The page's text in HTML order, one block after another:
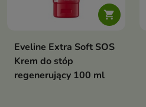

Eveline Extra Soft SOS
Krem do stóp
regenerujący 100 ml